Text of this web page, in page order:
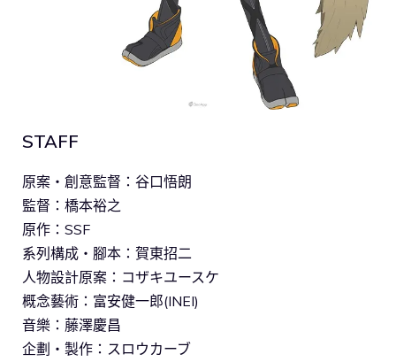
STAFF
原案・創意監督：谷口悟朗
監督：橋本裕之
原作：SSF
系列構成・腳本：賀東招二
人物設計原案：コザキユースケ
概念藝術：富安健一郎(INEI)
音樂：藤澤慶昌
企劃・製作：スロウカーブ